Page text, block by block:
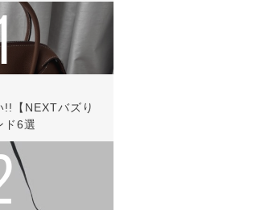
!!【NEXTバズり
ド6選